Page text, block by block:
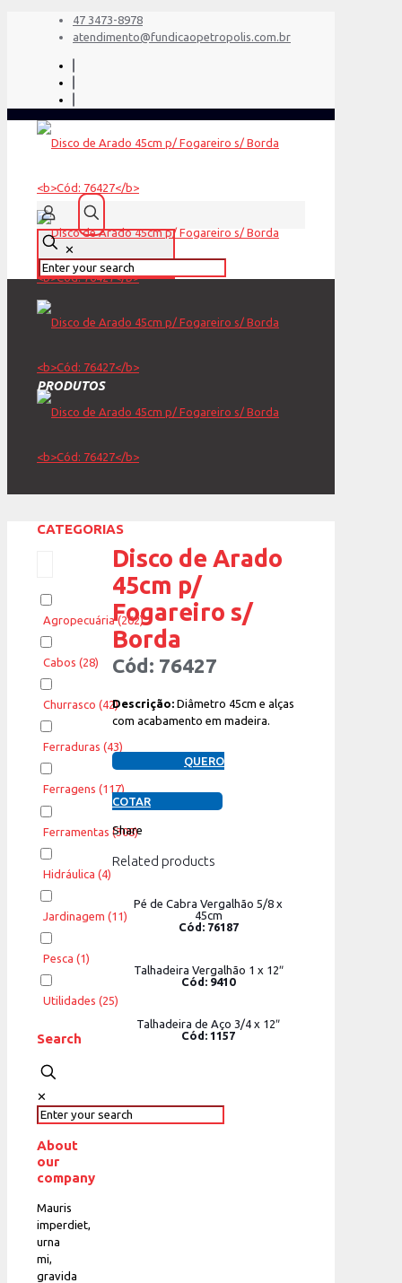
47 3473-8978
atendimento@fundicaopetropolis.com.br
✕
PRODUTOS
Disco de Arado
45cm p/
Fogareiro s/
Borda
Cód: 76427
Descrição:Diâmetro 45cm e alças
com acabamento em madeira.
QUERO
COTAR
Share
Related products
Pé de Cabra Vergalhão 5/8 x
45cm
Cód: 76187
Talhadeira Vergalhão 1 x 12″
Cód: 9410
Talhadeira de Aço 3/4 x 12″
Cód: 1157
CATEGORIAS
Agropecuária (262)
Cabos (28)
Churrasco (42)
Ferraduras (43)
Ferragens (117)
Ferramentas (308)
Hidráulica (4)
Jardinagem (11)
Pesca (1)
Utilidades (25)
Search
✕
About
our
company
Mauris
imperdiet,
urna
mi,
gravida